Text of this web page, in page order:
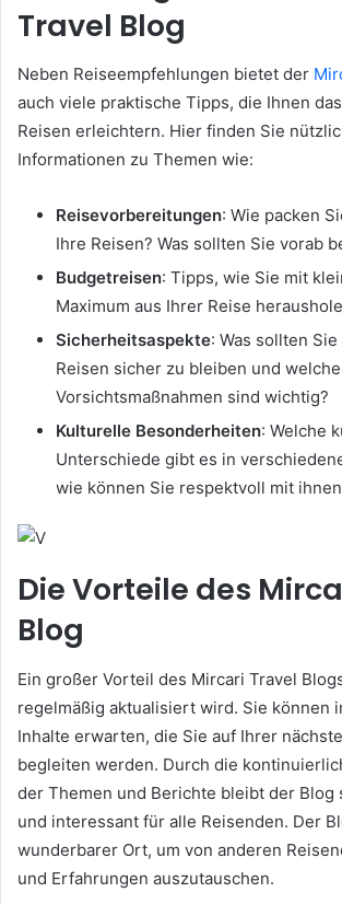
Travel Blog
Neben Reiseempfehlungen bietet der
auch viele praktische Tipps, die Ihnen
Reisen erleichtern. Hier finden Sie
Informationen zu Themen wie:
Reisevorbereitungen: Wie packen
Ihre Reisen? Was sollten Sie vorab
Budgetreisen: Tipps, wie Sie mit
Maximum aus Ihrer Reise
Sicherheitsaspekte: Was sollten
Reisen sicher zu bleiben und welche
Vorsichtsmaßnahmen sind wichtig?
Kulturelle Besonderheiten: Welche
Unterschiede gibt es in
wie können Sie respektvoll mit
Die Vorteile des
Blog
Ein großer Vorteil des Mircari Travel
regelmäßig aktualisiert wird. Sie können
Inhalte erwarten, die Sie auf Ihrer
begleiten werden. Durch die
der Themen und Berichte bleibt der Blog
und interessant für alle Reisenden. Der
wunderbarer Ort, um von anderen
und Erfahrungen auszutauschen.